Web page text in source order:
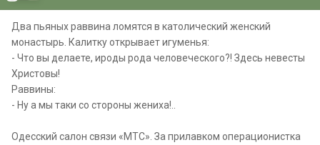
Два пьяных раввина ломятся в католический женский
монастырь. Калитку открывает игуменья:
- Что вы делаете, ироды рода человеческого?! Здесь невесты
Христовы!
Раввины:
- Ну а мы таки со стороны жениха!..
Одесский салон связи «МТС». За прилавком операционистка